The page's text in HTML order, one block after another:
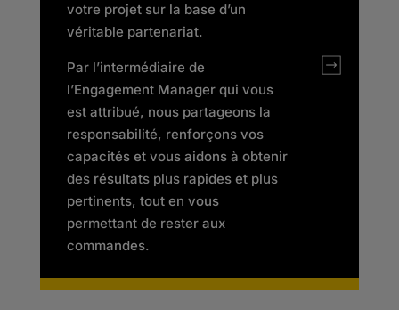
votre projet sur la base d’un
véritable partenariat.
Par l’intermédiaire de
l’Engagement Manager qui vous
est attribué, nous partageons la
responsabilité, renforçons vos
capacités et vous aidons à obtenir
des résultats plus rapides et plus
pertinents, tout en vous
permettant de rester aux
commandes.